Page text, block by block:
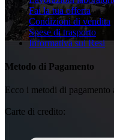
Fai la tua offerta
Condizioni di vendita
Spese di trasporto
Informativa sui Resi
Metodo di Pagamento
Ecco i metodi di pagamento
Carte di credito: